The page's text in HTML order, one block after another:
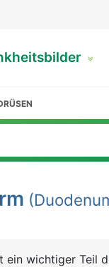
ein wichtiger Teil